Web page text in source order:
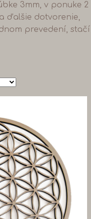
3mm, v ponuke 2
ďalšie dotvorenie,
prevedení, stačí